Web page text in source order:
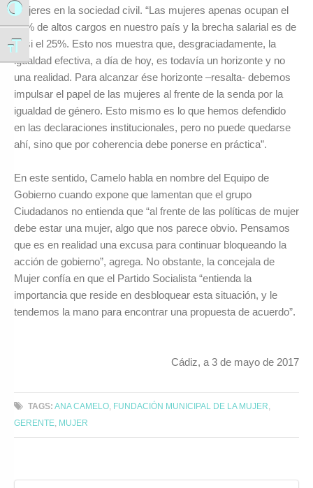
Alternar alto contraste
Alternar tamaño de letra
mujeres en la sociedad civil. “Las mujeres apenas ocupan el
13% de altos cargos en nuestro país y la brecha salarial es de
casi el 25%. Esto nos muestra que, desgraciadamente, la
igualdad efectiva, a día de hoy, es todavía un horizonte y no
una realidad. Para alcanzar ése horizonte –resalta- debemos
impulsar el papel de las mujeres al frente de la senda por la
igualdad de género. Esto mismo es lo que hemos defendido
en las declaraciones institucionales, pero no puede quedarse
ahí, sino que por coherencia debe ponerse en práctica”.
En este sentido, Camelo habla en nombre del Equipo de
Gobierno cuando expone que lamentan que el grupo
Ciudadanos no entienda que “al frente de las políticas de mujer
debe estar una mujer, algo que nos parece obvio. Pensamos
que es en realidad una excusa para continuar bloqueando la
acción de gobierno”, agrega. No obstante, la concejala de
Mujer confía en que el Partido Socialista “entienda la
importancia que reside en desbloquear esta situación, y le
tendemos la mano para encontrar una propuesta de acuerdo”.
Cádiz, a 3 de mayo de 2017
TAGS: ANA CAMELO FUNDACIÓN MUNICIPAL DE LA MUJER
GERENTE
MUJER